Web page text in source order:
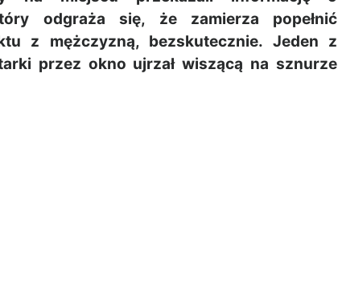
odgraża się, że zamierza popełnić
z mężczyzną, bezskutecznie. Jeden z
przez okno ujrzał wiszącą na sznurze